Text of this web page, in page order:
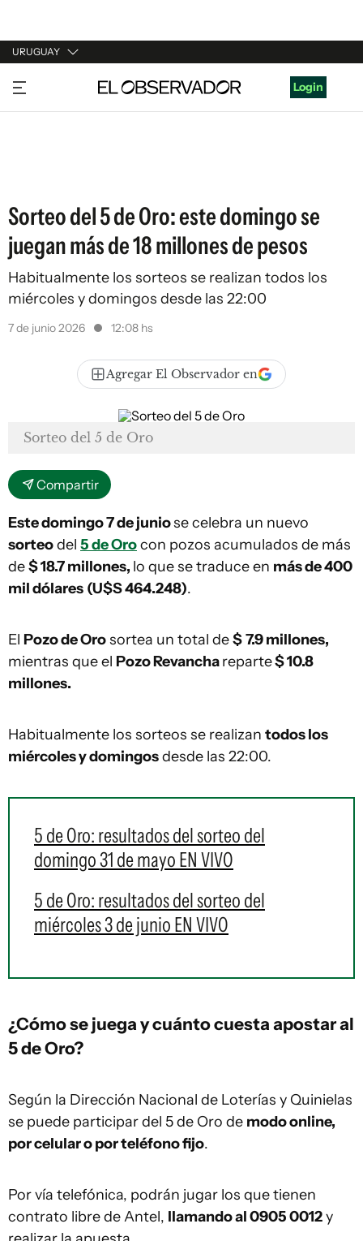
URUGUAY
URUGUAY
ARGENTINA
Login
Sorteo del 5 de Oro: este domingo se
juegan más de 18 millones de pesos
Habitualmente los sorteos se realizan todos los
miércoles y domingos desde las 22:00
7 de junio 2026 12:08 hs
Agregar El Observador en
Sorteo del 5 de Oro
Compartir
Este domingo 7 de juniose celebra un nuevo
sorteodel 5 de Orocon pozos acumulados de más
de$ 18.7 millones, lo que se traduce en más de 400
mil dólares (U$S 464.248).
El Pozo de Orosortea un total de$7.9 millones,
mientras que el Pozo Revanchareparte$ 10.8
millones.
Habitualmente los sorteos se realizan todos los
miércoles y domingosdesde las 22:00.
5 de Oro: resultados del sorteo del
domingo 31 de mayo EN VIVO
5 de Oro: resultados del sorteo del
miércoles 3 de junio EN VIVO
¿Cómo se juega y cuánto cuesta apostar al
5 de Oro?
Según la Dirección Nacional de Loterías y Quinielas
se puede participar del 5 de Oro de modo online,
por celular o por teléfono fijo.
Por vía telefónica, podrán jugar los que tienen
contrato libre de Antel, llamando al 0905 0012y